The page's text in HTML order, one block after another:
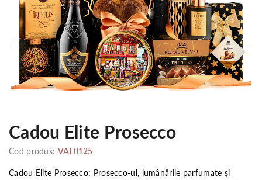
Cadou Elite Prosecco
Cod produs: VAL0125
Cadou Elite Prosecco: Prosecco-ul, lumânările parfumate și